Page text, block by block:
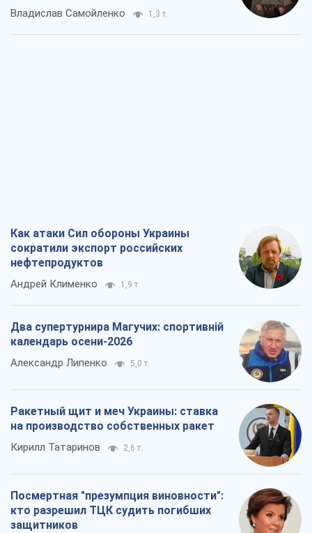
Владислав Самойленко 1,3 т.
Как атаки Сил обороны Украины
сократили экспорт российских
нефтепродуктов
Андрей Клименко 1,9 т.
Два супертурнира Магучих: спортивній
календарь осени-2026
Александр Липенко 5,0 т.
Ракетный щит и меч Украины: ставка
на производство собственных ракет
Кирилл Татаринов 2,6 т.
Посмертная "презумпция виновности":
кто разрешил ТЦК судить погибших
защитников